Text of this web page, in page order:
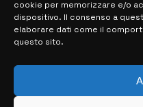
cookie per memorizzare e/o
dispositivo. Il consenso a
elaborare dati come il
questo sito.
MAPPA DEL SITO
> NOTIZIE
> CONTATTI